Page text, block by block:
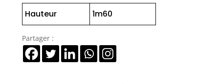
Hauteur 1m60
Partager :